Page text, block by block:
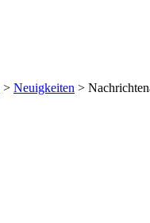
> Neuigkeiten >